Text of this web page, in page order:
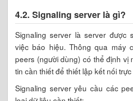
4.2. Signaling server là gì?
Signaling server là server được
việc báo hiệu. Thông qua máy
peers (người dùng) có thể định vị
tin cần thiết để thiết lập kết nối trực
Signaling server yêu cầu các